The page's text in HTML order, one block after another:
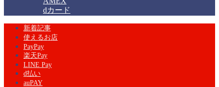
dカード
新着記事
使えるお店
PayPay
楽天Pay
LINE Pay
d払い
auPAY